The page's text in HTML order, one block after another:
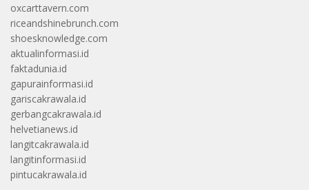
oxcarttavern.com
riceandshinebrunch.com
shoesknowledge.com
aktualinformasi.id
faktadunia.id
gapurainformasi.id
gariscakrawala.id
gerbangcakrawala.id
helvetianews.id
langitcakrawala.id
langitinformasi.id
pintucakrawala.id